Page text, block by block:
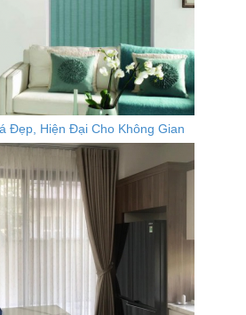
Đẹp, Hiện Đại Cho Không Gian